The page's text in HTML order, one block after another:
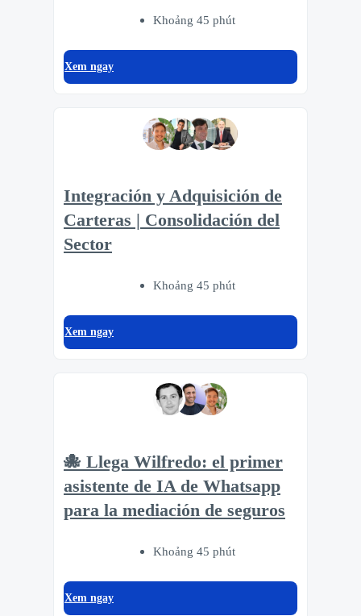
Khoảng 45 phút
Xem ngay
Integración y Adquisición de
Carteras | Consolidación del
Sector
Khoảng 45 phút
Xem ngay
🐙 Llega Wilfredo: el primer
asistente de IA de Whatsapp
para la mediación de seguros
Khoảng 45 phút
Xem ngay